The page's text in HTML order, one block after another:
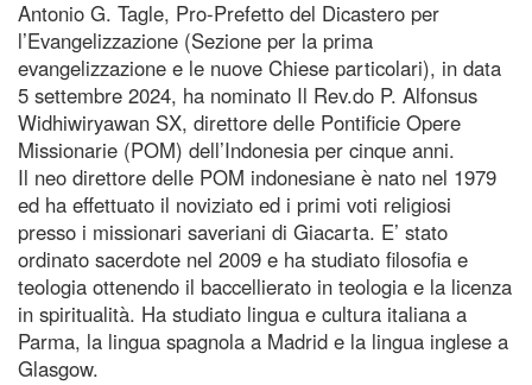
Antonio G. Tagle, Pro-Prefetto del Dicastero per
l’Evangelizzazione (Sezione per la prima
evangelizzazione e le nuove Chiese particolari), in data
5 settembre 2024, ha nominato Il Rev.do P. Alfonsus
Widhiwiryawan SX, direttore delle Pontificie Opere
Missionarie (POM) dell’Indonesia per cinque anni.
Il neo direttore delle POM indonesiane è nato nel 1979
ed ha effettuato il noviziato ed i primi voti religiosi
presso i missionari saveriani di Giacarta. E’ stato
ordinato sacerdote nel 2009 e ha studiato filosofia e
teologia ottenendo il baccellierato in teologia e la licenza
in spiritualità. Ha studiato lingua e cultura italiana a
Parma, la lingua spagnola a Madrid e la lingua inglese a
Glasgow.